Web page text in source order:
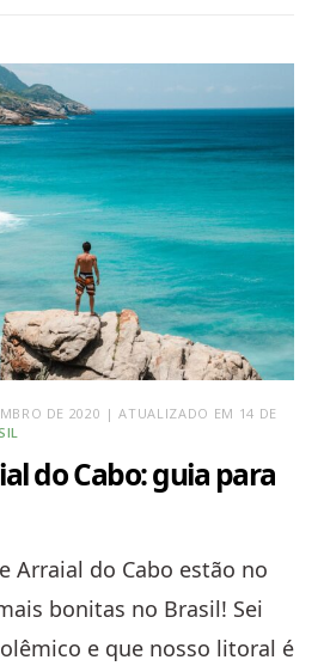
DE 2020 | ATUALIZADO EM 14 DE
do Cabo: guia para
Arraial do Cabo estão no
bonitas no Brasil! Sei
e que nosso litoral é